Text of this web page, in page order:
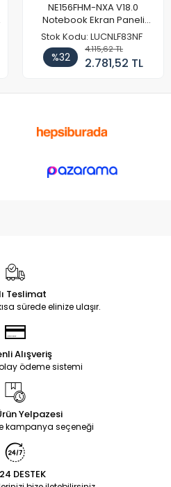
NE156FHM-NXA V18.0
Notebook Ekran Paneli
144Hz
Stok Kodu: LUCNLF83NF
%32
4.115,62 TL
2.781,52 TL
Teslimat
sürede elinize ulaşır.
Alışveriş
ödeme sistemi
Yelpazesi
kampanya seçeneği
DESTEK